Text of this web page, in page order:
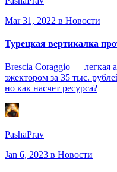
Mar 31, 2022 в Новости
Турецкая вертикалка
Brescia Coraggio — легкая
эжектором за 35 тыс.
но как насчет ресурса?
PashaPrav
Jan 6, 2023 в Новости